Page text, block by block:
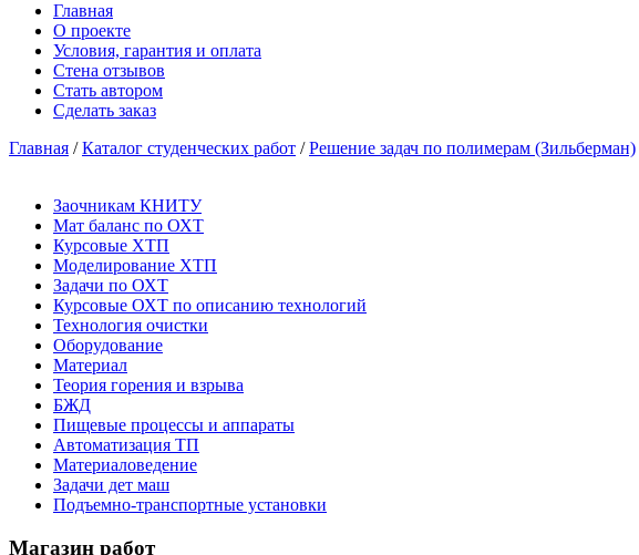
Главная
О проекте
Условия, гарантия и оплата
Стена отзывов
Стать автором
Сделать заказ
Главная /Каталог студенческих работ /Решение задач по полимерам (Зильберман)
Заочникам КНИТУ
Мат баланс по ОХТ
Курсовые ХТП
Моделирование ХТП
Задачи по ОХТ
Курсовые ОХТ по описанию технологий
Технология очистки
Оборудование
Материал
Теория горения и взрыва
БЖД
Пищевые процессы и аппараты
Автоматизация ТП
Материаловедение
Задачи дет маш
Подъемно-транспортные установки
Магазин работ